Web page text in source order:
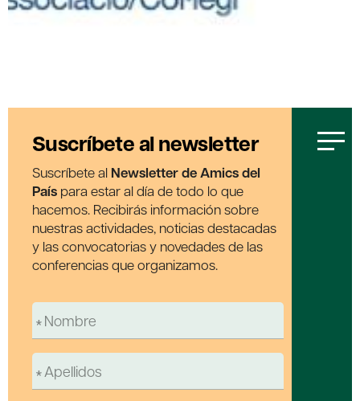
Suscríbete al newsletter
Suscríbete al Newsletter de Amics del
País para estar al día de todo lo que
hacemos. Recibirás información sobre
nuestras actividades, noticias destacadas
y las convocatorias y novedades de las
conferencias que organizamos.